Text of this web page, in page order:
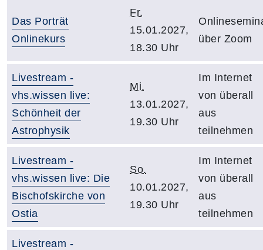
Das Porträt
Onlinekurs
Fr.
15.01.2027,
18.30 Uhr
über Zoom
Livestream -
vhs.wissen live:
Schönheit der
Astrophysik
Mi.
13.01.2027,
19.30 Uhr
Im Internet
von überall
aus
teilnehmen
Livestream -
vhs.wissen live: Die
Bischofskirche von
Ostia
So.
10.01.2027,
19.30 Uhr
Im Internet
von überall
aus
teilnehmen
Livestream -